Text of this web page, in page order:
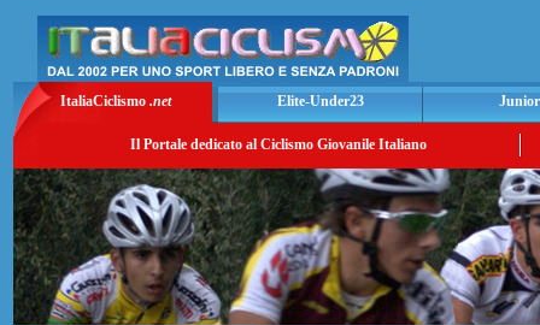
ItaliaCiclismo .net Elite-Under23
Il Portale dedicato al Ciclismo Giovanile Italiano